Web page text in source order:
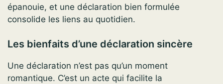
épanouie, et une déclaration bien formulée
consolide les liens au quotidien.
Les bienfaits d’une déclaration sincère
Une déclaration n’est pas qu’un moment
romantique. C’est un acte qui facilite la